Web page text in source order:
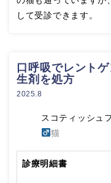
して受診できます。
口呼吸でレント
生剤を処方
2025.8
スコティッシュ
猫
診療明細書